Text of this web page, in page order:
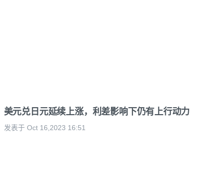
美元兑日元延续上涨，利差影响下仍有上行动力
发表于 Oct 16,2023 16:51